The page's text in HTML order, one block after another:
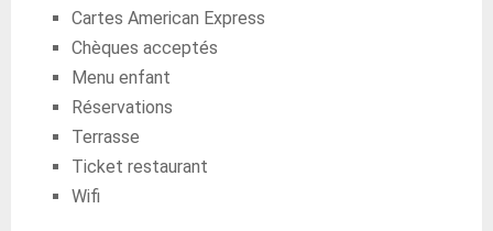
Cartes American Express
Chèques acceptés
Menu enfant
Réservations
Terrasse
Ticket restaurant
Wifi